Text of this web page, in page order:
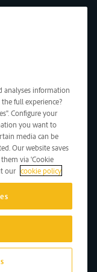
analyses information
full experience?
Configure your
you want to
media can be
Our website saves
via 'Cookie
our cookie policy